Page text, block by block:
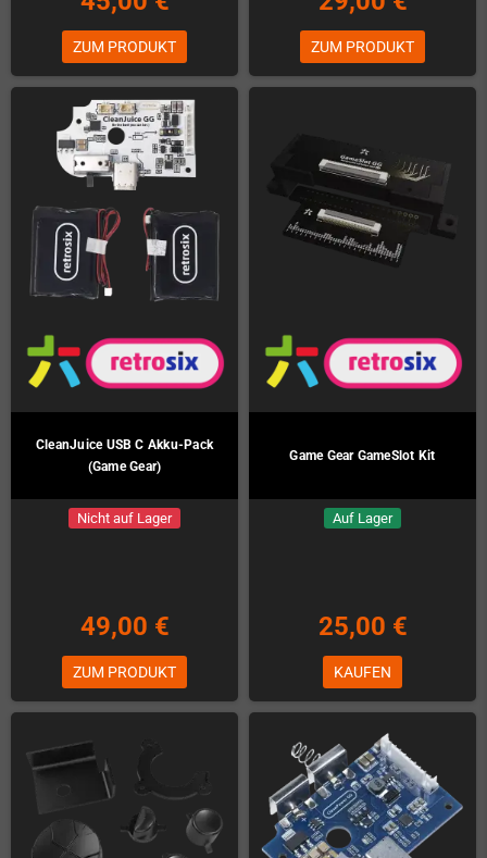
ZUM PRODUKT ZUM PRODUKT
CleanJuice USB C Akku-Pack
(Game Gear)
Nicht auf Lager
49,00 €
ZUM PRODUKT
Game Gear GameSlot Kit
Auf Lager
25,00 €
KAUFEN